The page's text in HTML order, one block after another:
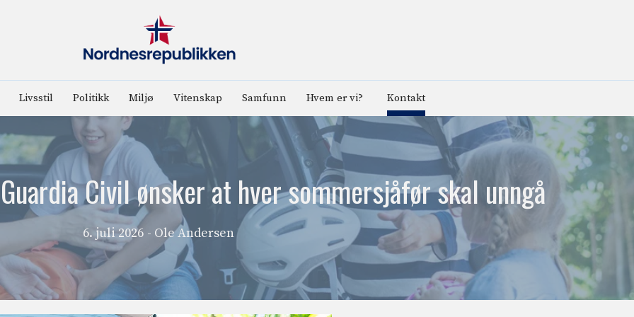
Livsstil Politikk Miljø Vitenskap Samfunn Hvem er vi? Kontakt
Civil ønsker at hver sommersjåfør skal unngå
6. juli 2026 - Ole Andersen